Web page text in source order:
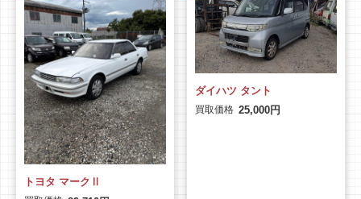
トヨタ マークⅡ
ダイハツ タント
買取価格 25,000円